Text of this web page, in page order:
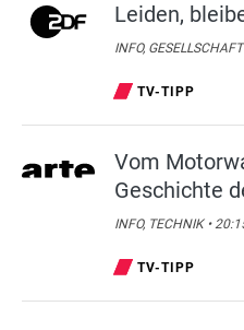
Leiden,
INFO,
TV-TIPP
Vom
Geschichte
INFO, TECHNIK •
TV-TIPP